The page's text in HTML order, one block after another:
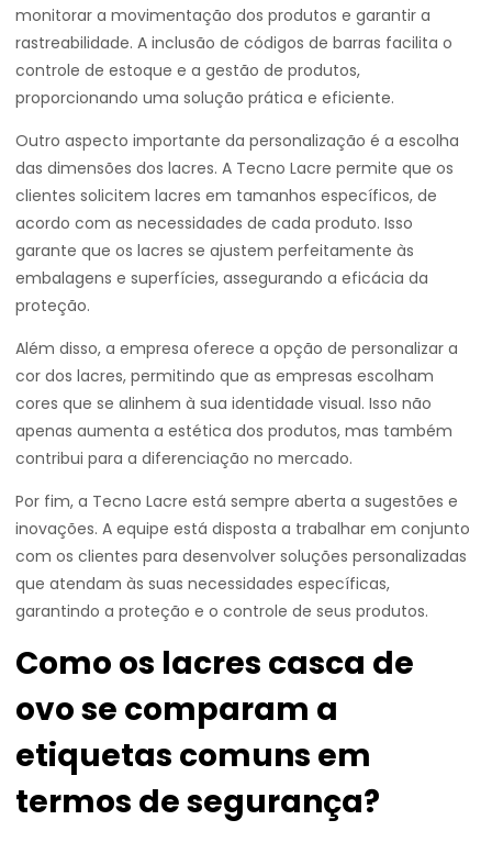
monitorar a movimentação dos produtos e garantir a
rastreabilidade. A inclusão de códigos de barras facilita o
controle de estoque e a gestão de produtos,
proporcionando uma solução prática e eficiente.
Outro aspecto importante da personalização é a escolha
das dimensões dos lacres. A Tecno Lacre permite que os
clientes solicitem lacres em tamanhos específicos, de
acordo com as necessidades de cada produto. Isso
garante que os lacres se ajustem perfeitamente às
embalagens e superfícies, assegurando a eficácia da
proteção.
Além disso, a empresa oferece a opção de personalizar a
cor dos lacres, permitindo que as empresas escolham
cores que se alinhem à sua identidade visual. Isso não
apenas aumenta a estética dos produtos, mas também
contribui para a diferenciação no mercado.
Por fim, a Tecno Lacre está sempre aberta a sugestões e
inovações. A equipe está disposta a trabalhar em conjunto
com os clientes para desenvolver soluções personalizadas
que atendam às suas necessidades específicas,
garantindo a proteção e o controle de seus produtos.
Como os lacres casca de
ovo se comparam a
etiquetas comuns em
termos de segurança?